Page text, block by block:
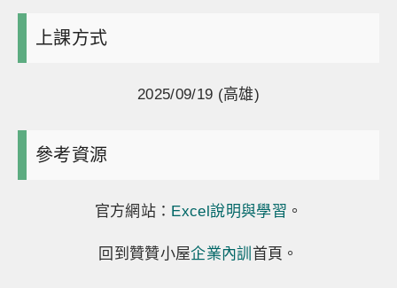
上課方式
2025/09/19 (高雄)
參考資源
官方網站： Excel說明與學習 。
回到贊贊小屋企業內訓 首頁。